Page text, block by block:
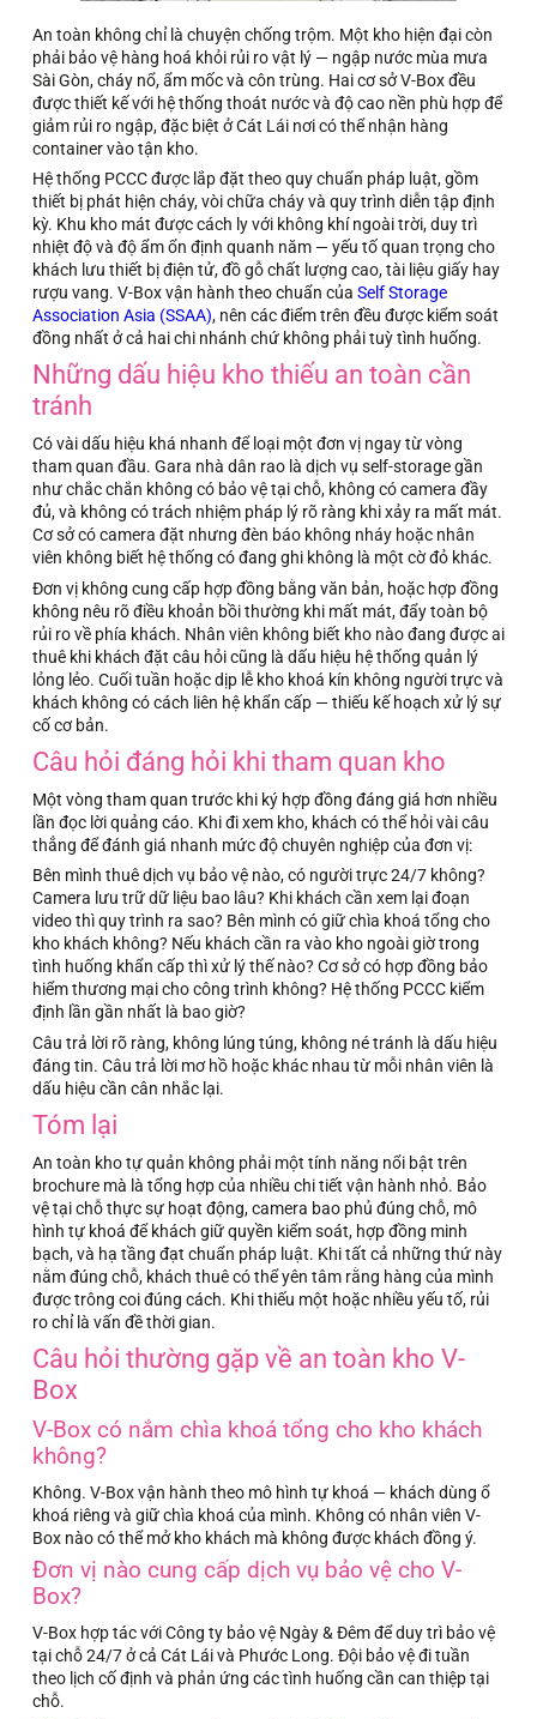
An toàn không chỉ là chuyện chống trộm. Một kho hiện đại còn
phải bảo vệ hàng hoá khỏi rủi ro vật lý — ngập nước mùa mưa
Sài Gòn, cháy nổ, ẩm mốc và côn trùng. Hai cơ sở V-Box đều
được thiết kế với hệ thống thoát nước và độ cao nền phù hợp để
giảm rủi ro ngập, đặc biệt ở Cát Lái nơi có thể nhận hàng
container vào tận kho.
Hệ thống PCCC được lắp đặt theo quy chuẩn pháp luật, gồm
thiết bị phát hiện cháy, vòi chữa cháy và quy trình diễn tập định
kỳ. Khu kho mát được cách ly với không khí ngoài trời, duy trì
nhiệt độ và độ ẩm ổn định quanh năm — yếu tố quan trọng cho
khách lưu thiết bị điện tử, đồ gỗ chất lượng cao, tài liệu giấy hay
rượu vang. V-Box vận hành theo chuẩn của Self Storage
Association Asia (SSAA), nên các điểm trên đều được kiểm soát
đồng nhất ở cả hai chi nhánh chứ không phải tuỳ tình huống.
Những dấu hiệu kho thiếu an toàn cần
tránh
Có vài dấu hiệu khá nhanh để loại một đơn vị ngay từ vòng
tham quan đầu. Gara nhà dân rao là dịch vụ self-storage gần
như chắc chắn không có bảo vệ tại chỗ, không có camera đầy
đủ, và không có trách nhiệm pháp lý rõ ràng khi xảy ra mất mát.
Cơ sở có camera đặt nhưng đèn báo không nháy hoặc nhân
viên không biết hệ thống có đang ghi không là một cờ đỏ khác.
Đơn vị không cung cấp hợp đồng bằng văn bản, hoặc hợp đồng
không nêu rõ điều khoản bồi thường khi mất mát, đẩy toàn bộ
rủi ro về phía khách. Nhân viên không biết kho nào đang được ai
thuê khi khách đặt câu hỏi cũng là dấu hiệu hệ thống quản lý
lỏng lẻo. Cuối tuần hoặc dịp lễ kho khoá kín không người trực và
khách không có cách liên hệ khẩn cấp — thiếu kế hoạch xử lý sự
cố cơ bản.
Câu hỏi đáng hỏi khi tham quan kho
Một vòng tham quan trước khi ký hợp đồng đáng giá hơn nhiều
lần đọc lời quảng cáo. Khi đi xem kho, khách có thể hỏi vài câu
thẳng để đánh giá nhanh mức độ chuyên nghiệp của đơn vị:
Bên mình thuê dịch vụ bảo vệ nào, có người trực 24/7 không?
Camera lưu trữ dữ liệu bao lâu? Khi khách cần xem lại đoạn
video thì quy trình ra sao? Bên mình có giữ chìa khoá tổng cho
kho khách không? Nếu khách cần ra vào kho ngoài giờ trong
tình huống khẩn cấp thì xử lý thế nào? Cơ sở có hợp đồng bảo
hiểm thương mại cho công trình không? Hệ thống PCCC kiểm
định lần gần nhất là bao giờ?
Câu trả lời rõ ràng, không lúng túng, không né tránh là dấu hiệu
đáng tin. Câu trả lời mơ hồ hoặc khác nhau từ mỗi nhân viên là
dấu hiệu cần cân nhắc lại.
Tóm lại
An toàn kho tự quản không phải một tính năng nổi bật trên
brochure mà là tổng hợp của nhiều chi tiết vận hành nhỏ. Bảo
vệ tại chỗ thực sự hoạt động, camera bao phủ đúng chỗ, mô
hình tự khoá để khách giữ quyền kiểm soát, hợp đồng minh
bạch, và hạ tầng đạt chuẩn pháp luật. Khi tất cả những thứ này
nằm đúng chỗ, khách thuê có thể yên tâm rằng hàng của mình
được trông coi đúng cách. Khi thiếu một hoặc nhiều yếu tố, rủi
ro chỉ là vấn đề thời gian.
Câu hỏi thường gặp về an toàn kho V-
Box
V-Box có nắm chìa khoá tổng cho kho khách
không?
Không. V-Box vận hành theo mô hình tự khoá — khách dùng ổ
khoá riêng và giữ chìa khoá của mình. Không có nhân viên V-
Box nào có thể mở kho khách mà không được khách đồng ý.
Đơn vị nào cung cấp dịch vụ bảo vệ cho V-
Box?
V-Box hợp tác với Công ty bảo vệ Ngày & Đêm để duy trì bảo vệ
tại chỗ 24/7 ở cả Cát Lái và Phước Long. Đội bảo vệ đi tuần
theo lịch cố định và phản ứng các tình huống cần can thiệp tại
chỗ.